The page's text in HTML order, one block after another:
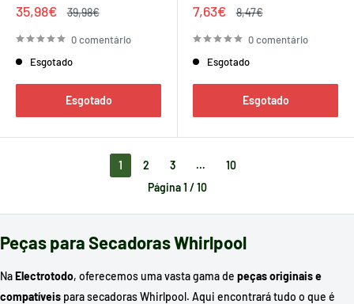
Preço
venda
35,98€
Preço
39,98€
0 comentário
Esgotado
Esgotado
Preço
venda
7,63€
Preço
8,47€
0 comentário
Esgotado
Esgotado
1 2 3 …
10
Página 1 / 10
Peças para Secadoras Whirlpool
NaElectrotodo, oferecemos uma vasta gama de peças originais e
compatíveis para secadoras Whirlpool. Aqui encontrará tudo o que é